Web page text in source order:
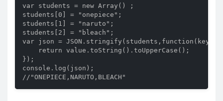
var students = new Array() ;
students[0] = "onepiece";
students[1] = "naruto";
students[2] = "bleach";
var json = JSON.stringify(students,function(key,
    return value.toString().toUpperCase();
});
console.log(json);
//"ONEPIECE,NARUTO,BLEACH"